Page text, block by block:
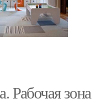
Рабочая зона